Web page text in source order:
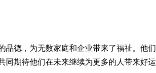
品德，为无数家庭和企业带来了福祉。他们
同期待他们在未来继续为更多的人带来好运